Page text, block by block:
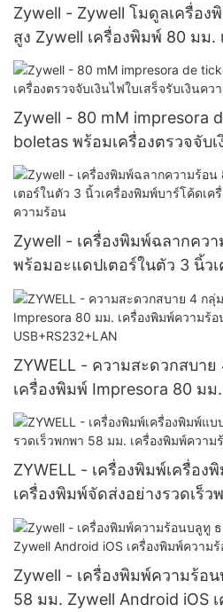
Zywell - Zywell โมดูลเครื่อ
สูง Zywell เครื่องพิมพ์ 80 มม
ผนังเครื่องพิมพ์ Wifi
Zywell - 80 mM impresora
boletas พร้อมเครื่องตรวจจับเ
ความร้อน USB+RS232+LAN
Zywell - เครื่องพิมพ์ฉลากคว
พร้อมอะแดปเตอร์ในตัว 3 นิ้ว
เครื่องพิมพ์ ZY310 เครื่องพิมพ์
ZYWELL - ความสะดวกสบา
เครื่องพิมพ์ Impresora 80 ม
เครื่องพิมพ์ ZY307Q
ZYWELL - เครื่องพิมพ์เครื่อง
เครื่องพิมพ์จัดส่งอย่างรวดเร็
เครื่องพิมพ์ความร้อน USB
Zywell - เครื่องพิมพ์ความร้อ
58 มม. Zywell Android iOS